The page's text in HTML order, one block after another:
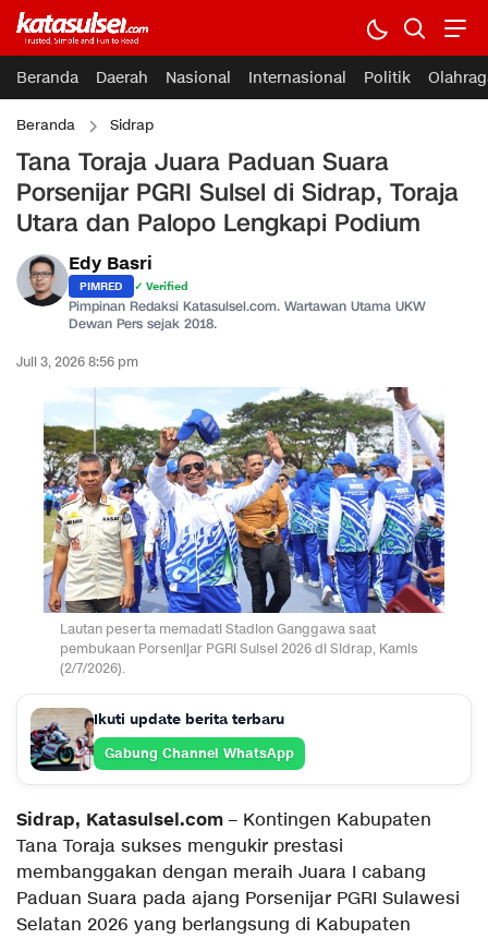
Beranda Daerah Nasional Internasional Politik
Beranda Sidrap
Tana Toraja Juara Paduan Suara
Porsenijar PGRI Sulsel di Sidrap, Toraja
Utara dan Palopo Lengkapi Podium
Edy Basri
PIMRED ✓ Verified
Pimpinan Redaksi Katasulsel.com. Wartawan Utama UKW
Dewan Pers sejak 2018.
Juli 3, 2026 8:56 pm
Lautan peserta memadati Stadion Ganggawa saat
pembukaan Porsenijar PGRI Sulsel 2026 di Sidrap, Kamis
(2/7/2026).
Ikuti update berita terbaru
Gabung Channel WhatsApp
Sidrap, Katasulsel.com – Kontingen Kabupaten
Tana Toraja sukses mengukir prestasi
membanggakan dengan meraih Juara I cabang
Paduan Suara pada ajang Porsenijar PGRI Sulawesi
Selatan 2026 yang berlangsung di Kabupaten